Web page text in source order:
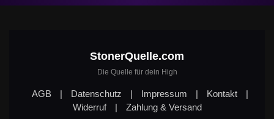
StonerQuelle.com
Die Quelle für dein High
AGB | Datenschutz | Impressum | Kontakt
|
Widerruf
| Zahlung & Versand